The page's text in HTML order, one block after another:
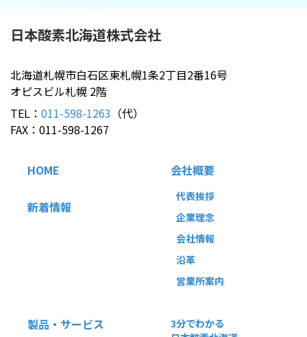
日本酸素北海道株式会社
北海道札幌市白石区東札幌1条2丁目2番16号
オピスビル札幌 2階
TEL： 011-598-1263 （代）
FAX：011-598-1267
HOME
新着情報
会社概要
代表挨拶
企業理念
会社情報
沿革
営業所案内
製品・サービス
3分でわかる